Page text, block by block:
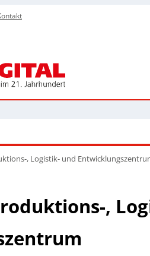
, Logistik- und
,